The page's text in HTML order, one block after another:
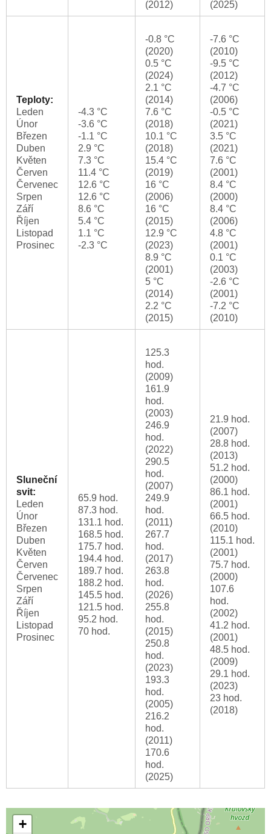
(2012) (2025)
Teploty:
Leden
Únor
Březen
Duben
Květen
Červen
Červenec
Srpen
Září
Říjen
Listopad
Prosinec
-4.3 °C
-3.6 °C
-1.1 °C
2.9 °C
7.3 °C
11.4 °C
12.6 °C
12.6 °C
8.6 °C
5.4 °C
1.1 °C
-2.3 °C
-0.8 °C
(2020)
0.5 °C
(2024)
2.1 °C
(2014)
7.6 °C
(2018)
10.1 °C
(2018)
15.4 °C
(2019)
16 °C
(2006)
16 °C
(2015)
12.9 °C
(2023)
8.9 °C
(2001)
5 °C
(2014)
2.2 °C
(2015)
-7.6 °C
(2010)
-9.5 °C
(2012)
-4.7 °C
(2006)
-0.5 °C
(2021)
3.5 °C
(2021)
7.6 °C
(2001)
8.4 °C
(2000)
8.4 °C
(2006)
4.8 °C
(2001)
0.1 °C
(2003)
-2.6 °C
(2001)
-7.2 °C
(2010)
Sluneční
svit:
Leden
Únor
Březen
Duben
Květen
Červen
Červenec
Srpen
Září
Říjen
Listopad
Prosinec
65.9 hod.
87.3 hod.
131.1 hod.
168.5 hod.
175.7 hod.
194.4 hod.
189.7 hod.
188.2 hod.
145.5 hod.
121.5 hod.
95.2 hod.
70 hod.
125.3
hod.
(2009)
161.9
hod.
(2003)
246.9
hod.
(2022)
290.5
hod.
(2007)
249.9
hod.
(2011)
267.7
hod.
(2017)
263.8
hod.
(2026)
255.8
hod.
(2015)
250.8
hod.
(2023)
193.3
hod.
(2005)
216.2
hod.
(2011)
170.6
hod.
(2025)
21.9 hod.
(2007)
28.8 hod.
(2013)
51.2 hod.
(2000)
86.1 hod.
(2001)
66.5 hod.
(2010)
115.1 hod.
(2001)
75.7 hod.
(2000)
107.6
hod.
(2002)
41.2 hod.
(2001)
48.5 hod.
(2009)
29.1 hod.
(2023)
23 hod.
(2018)
+